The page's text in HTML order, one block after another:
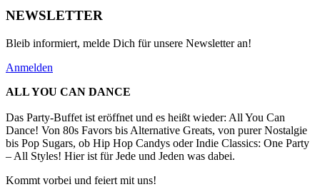
NEWSLETTER
Bleib informiert, melde Dich für unsere Newsletter an!
Anmelden
ALL YOU CAN DANCE
Das Party-Buffet ist eröffnet und es heißt wieder: All You Can
Dance! Von 80s Favors bis Alternative Greats, von purer Nostalgie
bis Pop Sugars, ob Hip Hop Candys oder Indie Classics: One Party
– All Styles! Hier ist für Jede und Jeden was dabei.
Kommt vorbei und feiert mit uns!